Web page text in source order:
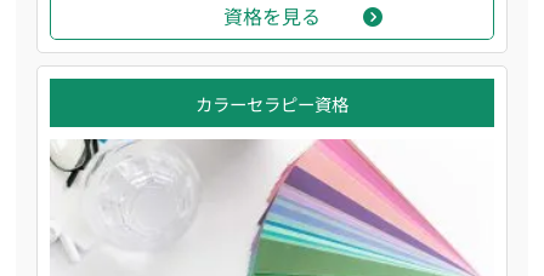
資格を見る
カラーセラピー資格